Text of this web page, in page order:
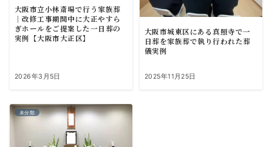
大阪市立小林斎場で行う家族葬
｜改修工事期間中に大正やすら
ぎホールをご提案した一日葬の
実例【大阪市大正区】
2026年3月5日
大阪市城東区にある真照寺で一
日葬を家族葬で執り行われた葬
儀実例
2025年11月25日
未分類